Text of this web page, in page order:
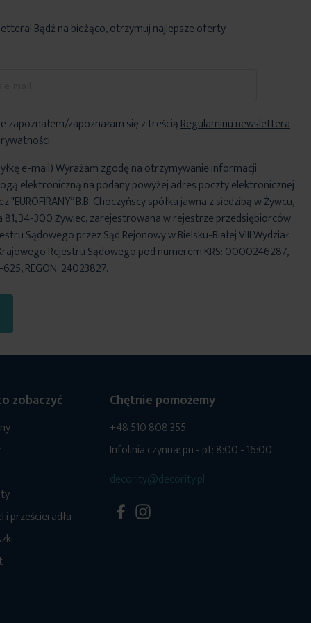
Bądź na bieżąco, otrzymuj najlepsze oferty
zapoznałem/zapoznałam się z treściąRegulaminu newslettera
.
e-mail) Wyrażam zgodę na otrzymywanie informacji
elektroniczną na podany powyżej adres poczty elektronicznej
"EUROFIRANY” B.B. Choczyńscy spółka jawna z siedzibą w Żywcu,
81, 34-300 Żywiec, zarejestrowana w rejestrze przedsiębiorców
Sądowego przez Sąd Rejonowy w Bielsku-Białej VIII Wydział
Rejestru Sądowego pod numerem KRS: 0000246287,
REGON: 24023827.
zobaczyć
i prześcieradła
Chętnie pomożemy
+48 510 808 355
Infolinia czynna: pn - pt: 8:00 - 16:00
decority@decority.pl